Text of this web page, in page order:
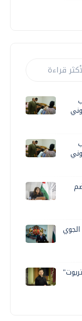
قراءة